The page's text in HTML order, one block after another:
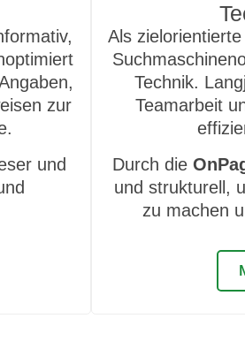
zur
und
Als
Technik.
Teamarbeit
Durch die
und strukturell,
zu machen